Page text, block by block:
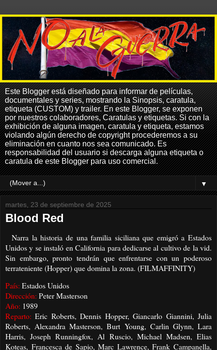
Este Blogger está diseñado para informar de películas,
documentales y series, mostrando la Sinopsis, caratula,
etiqueta (CUSTOM) y trailer. En este Blogger, se exponen
por nuestros colaboradores, Caratulas y etiquetas. Si con la
exhibición de alguna imagen, caratula y etiqueta, estamos
violando algún derecho de copyright procederemos a su
eliminación en cuanto nos sea comunicado. Es
responsabilidad del usuario si descarga alguna etiqueta o
caratula de este Blogger para uso comercial.
▼
martes, 23 de septiembre de 2025
Blood Red
Narra la historia de una familia siciliana que emigró a Estados
Unidos y se instaló en California para dedicarse al cultivo de la vid.
Sin embargo, pronto tendrán que enfrentarse con un poderoso
terrateniente (Hopper) que domina la zona. (FILMAFFINITY)
País: Estados Unidos
Dirección: Peter Masterson
Año: 1989
Reparto:Eric Roberts, Dennis Hopper, Giancarlo Giannini, Julia
Roberts, Alexandra Masterson, Burt Young, Carlin Glynn, Lara
Harris, Joseph Runningfox, Al Ruscio, Michael Madsen, Elias
Koteas, Francesca de Sapio, Marc Lawrence, Frank Campanella,